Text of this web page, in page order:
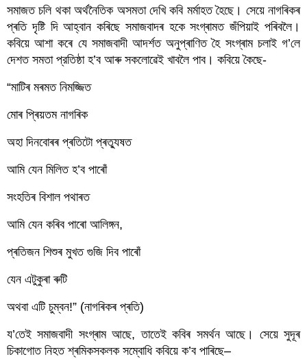
সমাজত চলি থকা অৰ্থনৈতিক অসমতা দেখি কবি মৰ্মাহত হৈছে। সেয়ে নাগৰিকৰ
প্ৰতি দৃষ্টি দি আহ্বান কৰিছে সমাজবাদৰ হকে সংগ্ৰামত জঁপিয়াই পৰিবলৈ।
কবিয়ে আশা কৰে যে সমাজবাদী আদৰ্শত অনুপ্ৰাণিত হৈ সংগ্ৰাম চলাই গ’লে
দেশত সমতা প্রতিষ্ঠা হ’ব আৰু সকলোৱেই খাবলৈ পাব। কবিয়ে কৈছে-
“মাটিৰ মৰমত নিমজ্জিত
মোৰ প্ৰিয়তম নাগৰিক
অহা দিনবোৰৰ প্ৰতিটো প্ৰত্যুষত
আমি যেন মিলিত হ’ব পাৰোঁ
সংহতিৰ বিশাল পথাৰত
আমি যেন কৰিব পাৰো আলিঙ্গন,
প্ৰতিজন শিশুৰ মুখত গুজি দিব পাৰোঁ
যেন এটুকুৰা ৰুটি
অথবা এটি চুম্বন!” (নাগৰিকৰ প্ৰতি)
য’তেই সমাজবাদী সংগ্ৰাম আছে, তাতেই কবিৰ সমৰ্থন আছে। সেয়ে সুদূৰ
চিকাগোত নিহত শ্ৰমিকসকলক সম্বোধি কবিয়ে ক’ব পাৰিছে–